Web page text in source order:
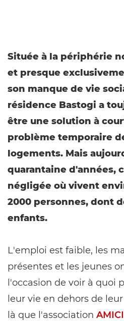
Située à la périphérie
et presque
son manque de vie
résidence Bastogi a
être une solution à
problème temporaire
logements. Mais
quarantaine d'années,
négligée où vivent
2000 personnes, dont
enfants.
L'emploi est faible, les
présentes et les jeunes
l'occasion de voir à quoi
leur vie en dehors de
là que l'association